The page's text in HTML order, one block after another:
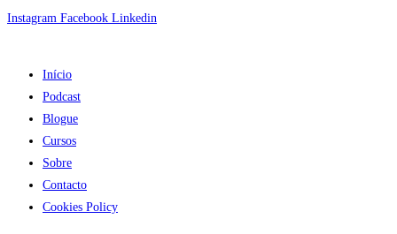
Skip
Instagram Facebook Linkedin
Início
Podcast
Blogue
Cursos
Sobre
Contacto
Cookies Policy